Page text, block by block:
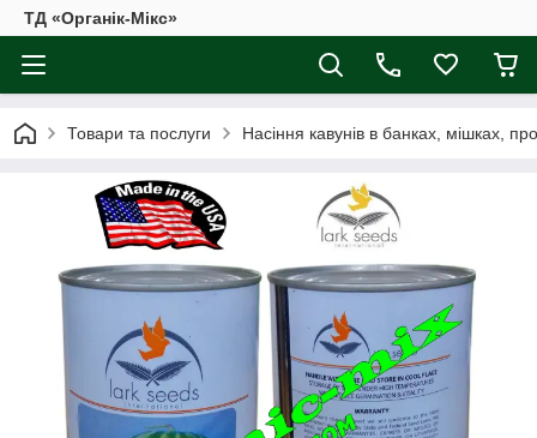
ТД «Органік-Мікс»
Товари та послуги Насіння кавунів в банках, мішках,